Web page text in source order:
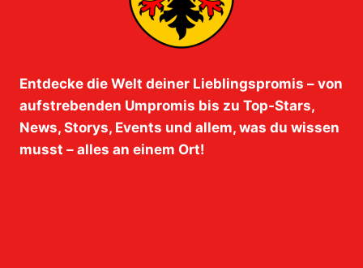
Entdecke die Welt deiner Lieblingspromis – von
aufstrebenden Umpromis bis zu Top-Stars,
News, Storys, Events und allem, was du wissen
musst – alles an einem Ort!